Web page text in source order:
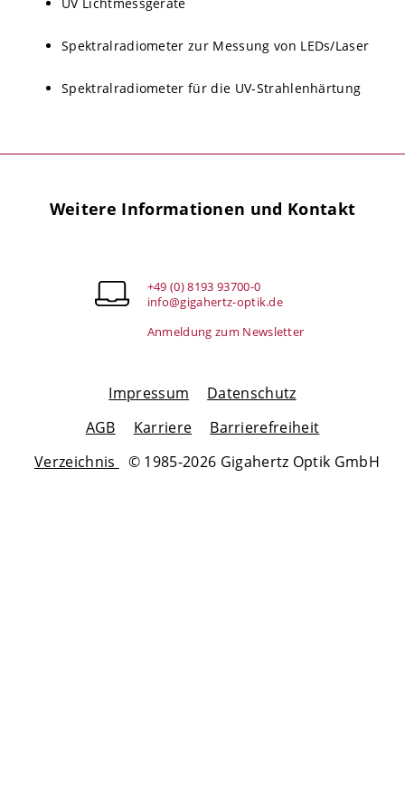
Spektralradiometer zur Messung von LEDs/Laser
Spektralradiometer für die UV-Strahlenhärtung
Weitere Informationen und Kontakt
+49 (0) 8193 93700-0
info@gigahertz-optik.de
Anmeldung zum Newsletter
Impressum
Datenschutz
AGB
Karriere
Barrierefreiheit
Verzeichnis
© 1985-2026 Gigahertz Optik GmbH